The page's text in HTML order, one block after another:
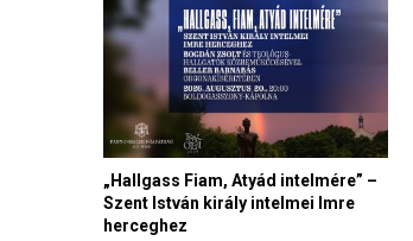
ü
l
i
k
a
„Hallgass Fiam, Atyád intelmére” –
Szent István király intelmei Imre
herceghez